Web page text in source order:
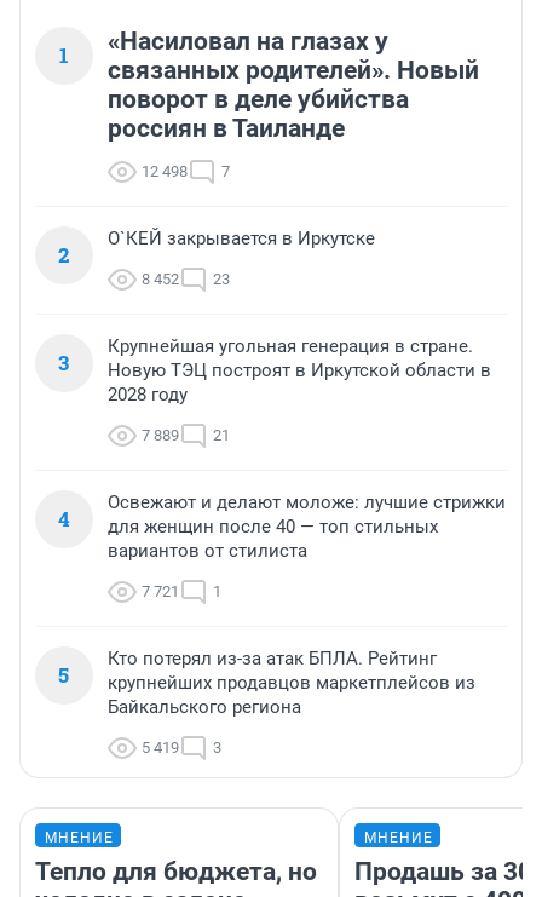
1
«Насиловал на глазах у
связанных родителей». Новый
поворот в деле убийства
россиян в Таиланде
12 498 7
2
О`КЕЙ закрывается в Иркутске
8 452 23
3
Крупнейшая угольная генерация в стране.
Новую ТЭЦ построят в Иркутской области в
2028 году
7 889 21
4
Освежают и делают моложе: лучшие стрижки
для женщин после 40 — топ стильных
вариантов от стилиста
7 721 1
5
Кто потерял из-за атак БПЛА. Рейтинг
крупнейших продавцов маркетплейсов из
Байкальского региона
5 419 3
МНЕНИЕ
Тепло для бюджета, но
МНЕНИЕ
Продашь за